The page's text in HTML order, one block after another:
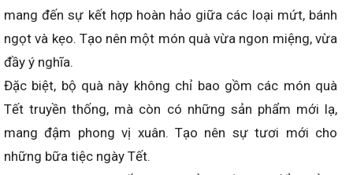
mang đến sự kết hợp hoàn hảo giữa các loại mứt, bánh
ngọt và kẹo. Tạo nên một món quà vừa ngon miệng, vừa
đầy ý nghĩa.
Đặc biệt, bộ quà này không chỉ bao gồm các món quà
Tết truyền thống, mà còn có những sản phẩm mới lạ,
mang đậm phong vị xuân. Tạo nên sự tươi mới cho
những bữa tiệc ngày Tết.